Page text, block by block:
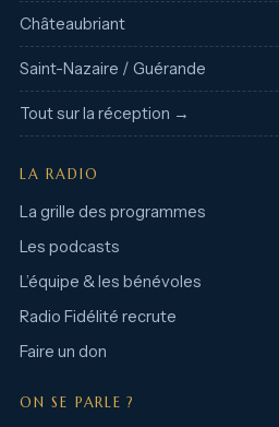
Châteaubriant
Saint-Nazaire / Guérande
Tout sur la réception →
LA RADIO
La grille des programmes
Les podcasts
L’équipe & les bénévoles
Radio Fidélité recrute
Faire un don
ON SE PARLE ?